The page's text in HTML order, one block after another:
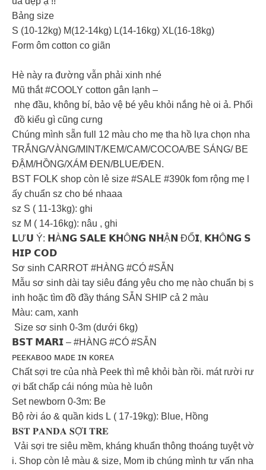
Bảng size
S (10-12kg) M(12-14kg) L(14-16kg) XL(16-18kg)
Form ôm cotton co giãn
Hè này ra đường vẫn phải xinh nhé
Mũ thắt #COOLY cotton gân lạnh –
nhẹ đầu, không bí, bảo vệ bé yêu khỏi nắng hè oi ả. Phối
đồ kiểu gì cũng cưng
Chúng mình sẵn full 12 màu cho mẹ tha hồ lựa chọn nha
TRẮNG/VÀNG/MINT/KEM/CAM/COCOA/BE SÁNG/ BE
ĐẬM/HỒNG/XÁM ĐEN/BLUE/ĐEN.
BST FOLK shop còn lẻ size #SALE #390k fom rộng mẹ l
ấy chuẩn sz cho bé nhaaa
sz S ( 11-13kg): ghi
sz M ( 14-16kg): nâu , ghi
𝗟Ư𝗨 Ý: 𝗛À𝗡𝗚 𝗦𝗔𝗟𝗘 𝗞𝗛Ô𝗡𝗚 𝗡𝗛Ậ𝗡 ĐỔ𝗜, 𝗞𝗛Ô𝗡𝗚 𝗦
𝗛𝗜𝗣 𝗖𝗢𝗗
Sơ sinh CARROT #HÀNG #CÓ #SẴN
Mẫu sơ sinh dài tay siêu đáng yêu cho mẹ nào chuẩn bị s
inh hoặc tìm đồ đầy tháng SẴN SHIP cả 2 màu
Màu: cam, xanh
Size sơ sinh 0-3m (dưới 6kg)
𝗕𝗦𝗧 𝗠𝗔𝗥𝗜 – #HÀNG #CÓ #SẴN
ᴘᴇᴇᴋᴀʙᴏᴏ ᴍᴀᴅᴇ ɪɴ ᴋᴏʀᴇᴀ
Chất sợi tre của nhà Peek thì mê khỏi bàn rồi. mát rười rư
ợi bất chấp cái nóng mùa hè luôn
Set newborn 0-3m: Be
Bộ rời áo & quần kids L ( 17-19kg): Blue, Hồng
𝐁𝐒𝐓 𝐏𝐀𝐍𝐃𝐀 𝐒Ợ𝐈 𝐓𝐑𝐄
️ Vải sợi tre siêu mềm, kháng khuẩn thông thoáng tuyệt vờ
i. Shop còn lẻ màu & size, Mom ib chúng mình tư vấn nha